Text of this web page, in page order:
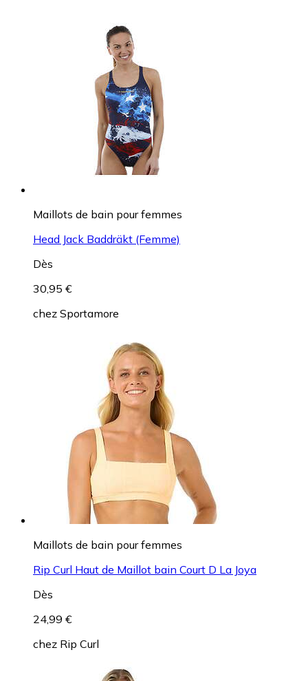
Maillots de bain pour femmes
Head Jack Baddräkt (Femme)
Dès
30,95 €
chez Sportamore
Maillots de bain pour femmes
Rip Curl Haut de Maillot bain Court D La Joya
Dès
24,99 €
chez Rip Curl